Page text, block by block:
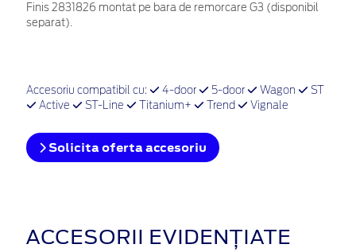
Finis 2831826 montat pe bara de remorcare G3 (disponibil
separat).
Accesoriu compatibil cu: 4-door 5-door Wagon
ST
Active
ST-Line Titanium+ Trend Vignale
Solicita oferta accesoriu
ACCESORII EVIDENȚIATE